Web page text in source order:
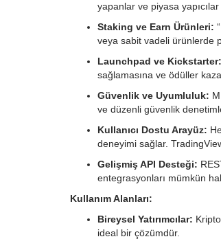
yapanlar ve piyasa
Staking ve Earn Ürünleri:
veya sabit vadeli ürünlerde
Launchpad ve Kickstarter:
sağlamasına ve ödüller
Güvenlik ve Uyumluluk:
ve düzenli güvenlik
Kullanıcı Dostu Arayüz:
deneyimi sağlar.
Gelişmiş API Desteği:
entegrasyonları mümkün
Kullanım Alanları:
Bireysel Yatırımcılar:
ideal bir çözümdür.